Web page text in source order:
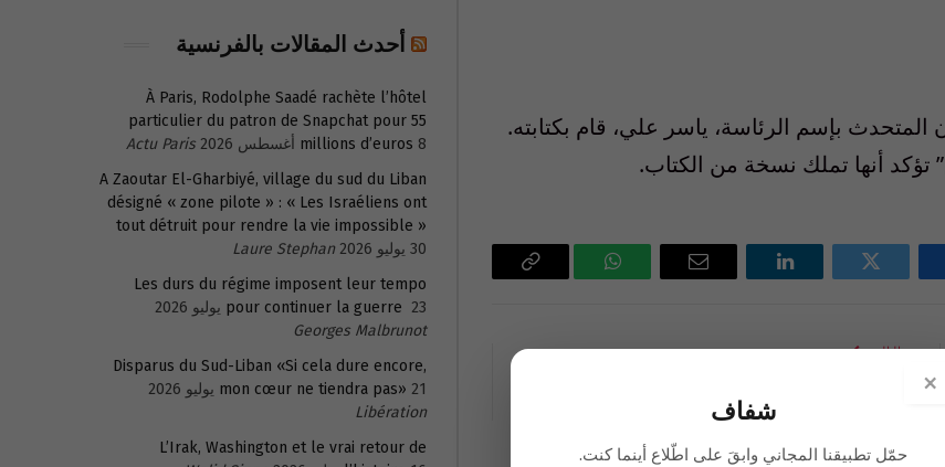
بإسم الرئاسة، ياسر علي، قام بكتابته.
تؤكد أنها تملك نسخة من الكتاب.
تويتر لينكدإن
البريد
واتساب
Copy
التالي
أحدث المقالات بالفرنسية
À Paris, Rodolphe Saadé rachète l’hôtel
particulier du patron de Snapchat pour 55
millions d’euros 8 أغسطس 2026
Actu Paris
A Zaoutar El-Gharbiyé, village du sud du Liban
désigné « zone pilote » : « Les Israéliens ont
tout détruit pour rendre la vie impossible »
30 يوليو 2026
Laure Stephan
Les durs du régime imposent leur tempo
pour continuer la guerre 23 يوليو 2026
Georges Malbrunot
Disparus du Sud-Liban «Si cela dure encore,
mon cœur ne tiendra pas» 21 يوليو 2026
Libération
L’Irak, Washington et le vrai retour de
×
شفاف
حمّل تطبيقنا المجاني وابقَ على اطّلاع أينما كنت.